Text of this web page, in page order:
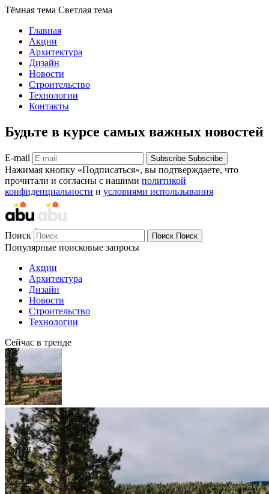
Тёмная тема Светлая тема
Главная
Акции
Архитектура
Дизайн
Новости
Строительство
Технологии
Контакты
Будьте в курсе самых важных новостей
E-mail Subscribe Subscribe
Нажимая кнопку «Подписаться», вы подтверждаете, что
прочитали и согласны с нашими политикой
конфиденциальности и условиями использывания
Поиск Поиск Поиск
Популярные поисковые запросы
Акции
Архитектура
Дизайн
Новости
Строительство
Технологии
Сейчас в тренде